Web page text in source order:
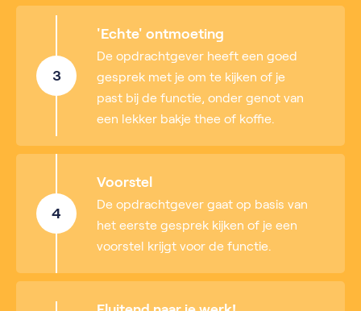
3
'Echte' ontmoeting
De opdrachtgever heeft een goed
gesprek met je om te kijken of je
past bij de functie, onder genot van
een lekker bakje thee of koffie.
4
Voorstel
De opdrachtgever gaat op basis van
het eerste gesprek kijken of je een
voorstel krijgt voor de functie.